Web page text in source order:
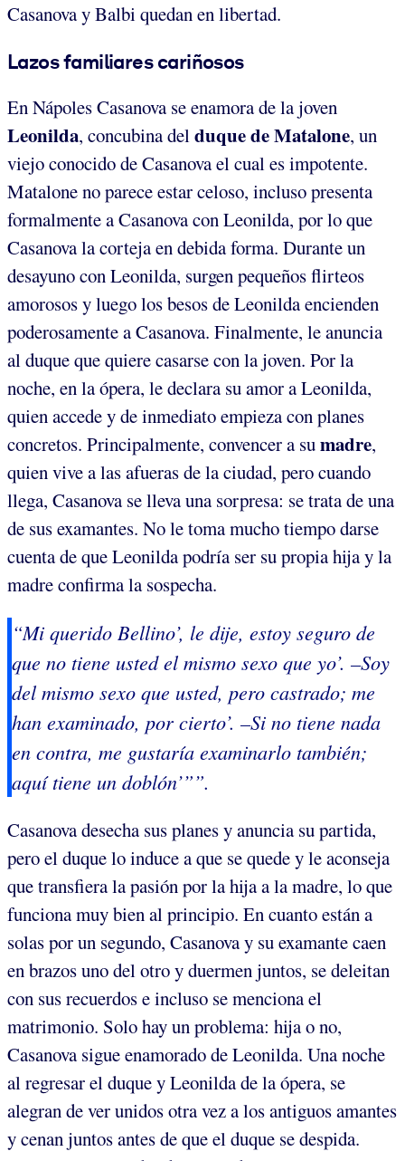
Casanova y Balbi quedan en libertad.
Lazos familiares cariñosos
En Nápoles Casanova se enamora de la joven
Leonilda, concubina delduque de Matalone, un
viejo conocido de Casanova el cual es impotente.
Matalone no parece estar celoso, incluso presenta
formalmente a Casanova con Leonilda, por lo que
Casanova la corteja en debida forma. Durante un
desayuno con Leonilda, surgen pequeños flirteos
amorosos y luego los besos de Leonilda encienden
poderosamente a Casanova. Finalmente, le anuncia
al duque que quiere casarse con la joven. Por la
noche, en la ópera, le declara su amor a Leonilda,
quien accede y de inmediato empieza con planes
concretos. Principalmente, convencer a sumadre,
quien vive a las afueras de la ciudad, pero cuando
llega, Casanova se lleva una sorpresa: se trata de una
de sus examantes. No le toma mucho tiempo darse
cuenta de que Leonilda podría ser su propia hija y la
madre confirma la sospecha.
“Mi querido Bellino’, le dije, estoy seguro de
que no tiene usted el mismo sexo que yo’. –Soy
del mismo sexo que usted, pero castrado; me
han examinado, por cierto’. –Si no tiene nada
en contra, me gustaría examinarlo también;
aquí tiene un doblón’””.
Casanova desecha sus planes y anuncia su partida,
pero el duque lo induce a que se quede y le aconseja
que transfiera la pasión por la hija a la madre, lo que
funciona muy bien al principio. En cuanto están a
solas por un segundo, Casanova y su examante caen
en brazos uno del otro y duermen juntos, se deleitan
con sus recuerdos e incluso se menciona el
matrimonio. Solo hay un problema: hija o no,
Casanova sigue enamorado de Leonilda. Una noche
al regresar el duque y Leonilda de la ópera, se
alegran de ver unidos otra vez a los antiguos amantes
y cenan juntos antes de que el duque se despida.